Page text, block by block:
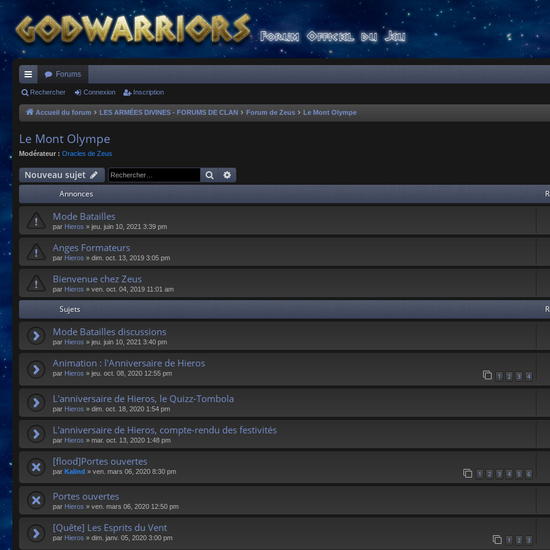
ac
co
s
Forums
Rechercher Connexion Inscription
Accueil du forum LES ARMÉES DIVINES - FORUMS DE CLAN Forum de Zeus Le Mont Olympe
Le Mont Olympe
Modérateur : Oracles de Zeus
Nouveau sujet Rechercher
Annonces
Mode Batailles
par Hieros » jeu. juin 10, 2021 3:39 pm
Anges Formateurs
par Hieros » dim. oct. 13, 2019 3:05 pm
Bienvenue chez Zeus
par Hieros » ven. oct. 04, 2019 11:01 am
Sujets
Mode Batailles discussions
par Hieros » jeu. juin 10, 2021 3:40 pm
Animation : l'Anniversaire de Hieros
par Hieros » jeu. oct. 08, 2020 12:55 pm 1 2 3 4
L'anniversaire de Hieros, le Quizz-Tombola
par Hieros » dim. oct. 18, 2020 1:54 pm
L'anniversaire de Hieros, compte-rendu des festivités
par Hieros » mar. oct. 13, 2020 1:48 pm
[flood]Portes ouvertes
par Kalind » ven. mars 06, 2020 8:30 pm 1 2 3 4 5 6
Portes ouvertes
par Hieros » ven. mars 06, 2020 12:50 pm
[Quête] Les Esprits du Vent
par Hieros » dim. janv. 05, 2020 3:00 pm 1 2 3